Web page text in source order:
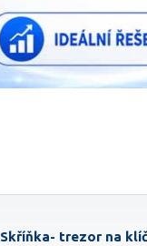
Skříňka- trezor na